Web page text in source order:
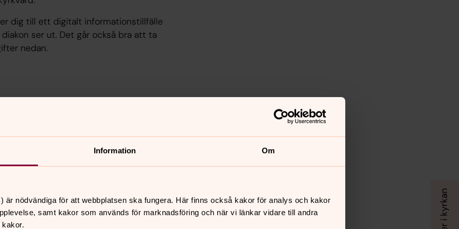
Information Om
är nödvändiga för att webbplatsen ska fungera. Här finns också kakor för analys och kakor
samt kakor som används för marknadsföring och när vi länkar vidare till andra
dig till ett digitalt informationstillfälle
ser ut. Det går också bra att ta
nedan.
adress
du att skapa ett
privata epostadress.
till mötet via mejl. Vi behöver